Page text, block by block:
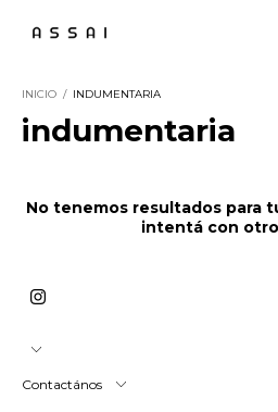
INICIO / INDUMENTARIA
indumentaria
No tenemos resultados para
intentá con
Contactános